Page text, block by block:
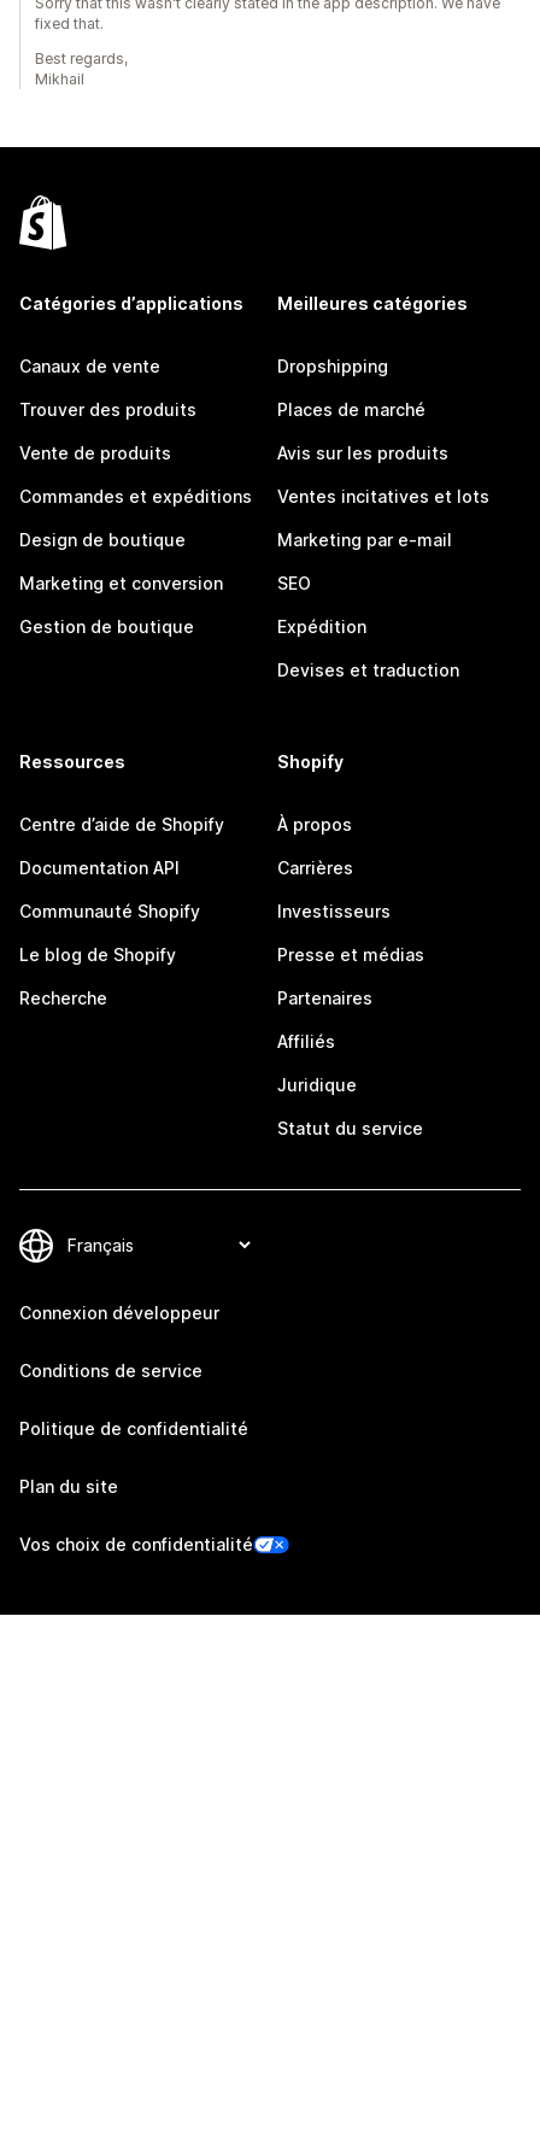
fixed that.
Best regards,
Mikhail
Catégories d’applications
Canaux de vente
Trouver des produits
Vente de produits
Commandes et expéditions
Design de boutique
Marketing et conversion
Gestion de boutique
Meilleures catégories
Dropshipping
Places de marché
Avis sur les produits
Ventes incitatives et lots
Marketing par e-mail
SEO
Expédition
Devises et traduction
Ressources
Centre d’aide de Shopify
Documentation API
Communauté Shopify
Le blog de Shopify
Recherche
Shopify
À propos
Carrières
Investisseurs
Presse et médias
Partenaires
Affiliés
Juridique
Statut du service
Connexion développeur
Conditions de service
Politique de confidentialité
Plan du site
Vos choix de confidentialité